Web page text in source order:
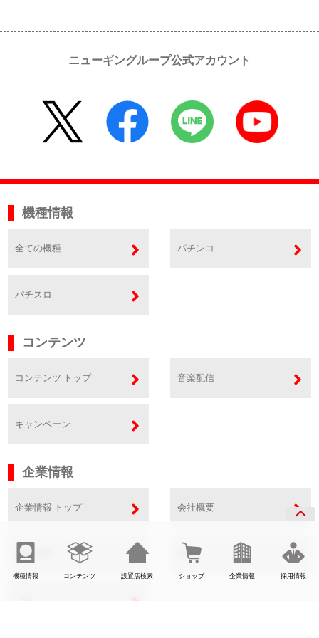
機種情報 コンテンツ 設置店検索 ショップ 企業情報 採用情報
ニューギングループ公式アカウント
機種情報
全ての機種 パチンコ
パチスロ
コンテンツ
コンテンツ トップ 音楽配信
キャンペーン
企業情報
企業情報 トップ 会社概要
事業内容 SDGs